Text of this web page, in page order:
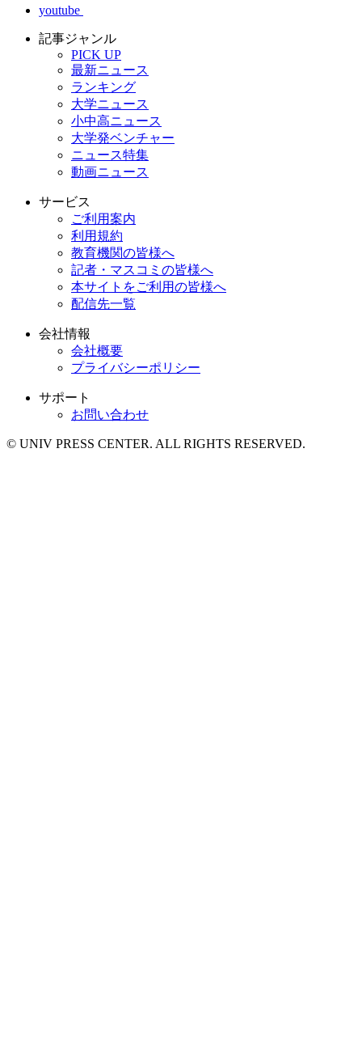
youtube
記事ジャンル
PICK UP
最新ニュース
ランキング
大学ニュース
小中高ニュース
大学発ベンチャー
ニュース特集
動画ニュース
サービス
ご利用案内
利用規約
教育機関の皆様へ
記者・マスコミの皆様へ
本サイトをご利用の皆様へ
配信先一覧
会社情報
会社概要
プライバシーポリシー
サポート
お問い合わせ
© UNIV PRESS CENTER. ALL RIGHTS RESERVED.